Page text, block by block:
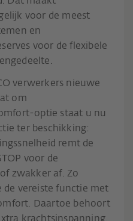
voor de meest
en
voor de flexibele
verwerkers nieuwe
om
optie staat u nu
ter beschikking:
remt de
voor de
zwakker af. Zo
de vereiste functie met
Daartoe behoort